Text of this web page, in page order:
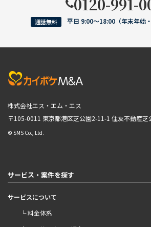
0120-991-
通話無料 平日 9:00〜18:00（年末年始
株式会社エス・エム・エス
〒105-0011 東京都港区芝公園2-11-1 住友不動産芝
© SMS Co., Ltd.
サービス・案件を探す
サービスについて
└ 料金体系